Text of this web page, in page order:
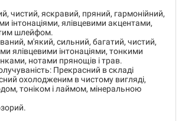
чистий, яскравий, пряний, гармонійний,
інтонаціями, ялівцевими акцентами,
шлейфом.
м'який, сильний, багатий, чистий,
ялівцевими інтонаціями, тонкими
нотами прянощів і трав.
Прекрасний в складі
охолодженим в чистому вигляді,
тоніком і лаймом, мінеральною